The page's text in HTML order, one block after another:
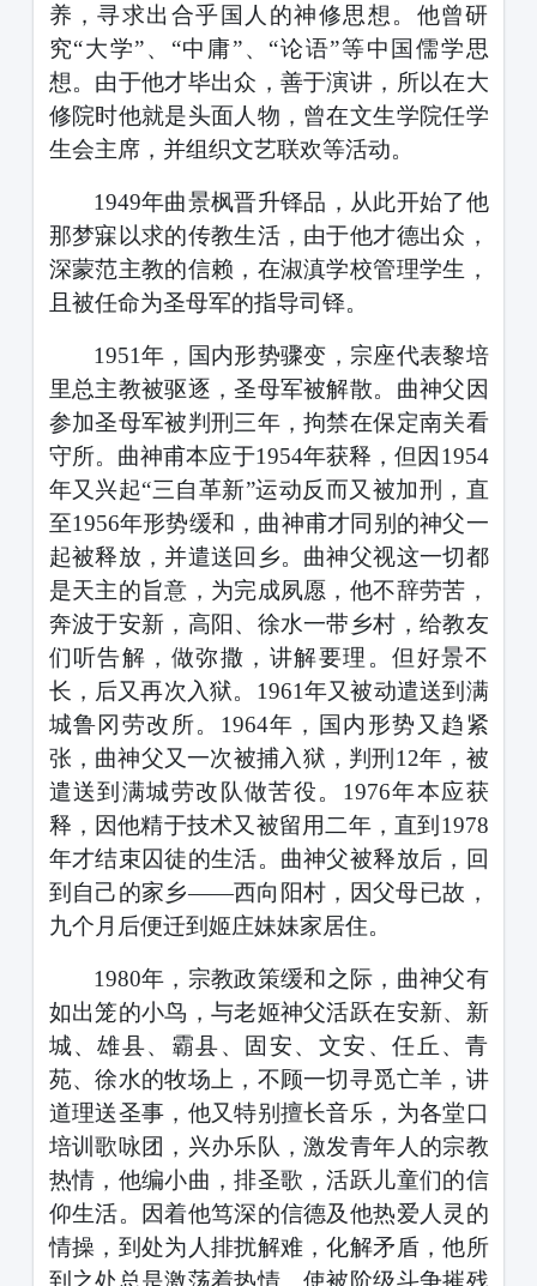
养，寻求出合乎国人的神修思想。他曾研
究“大学”、“中庸”、“论语”等中国儒学思
想。由于他才毕出众，善于演讲，所以在大
修院时他就是头面人物，曾在文生学院任学
生会主席，并组织文艺联欢等活动。
1949年曲景枫晋升铎品，从此开始了他
那梦寐以求的传教生活，由于他才德出众，
深蒙范主教的信赖，在淑滇学校管理学生，
且被任命为圣母军的指导司铎。
1951年，国内形势骤变，宗座代表黎培
里总主教被驱逐，圣母军被解散。曲神父因
参加圣母军被判刑三年，拘禁在保定南关看
守所。曲神甫本应于1954年获释，但因1954
年又兴起“三自革新”运动反而又被加刑，直
至1956年形势缓和，曲神甫才同别的神父一
起被释放，并遣送回乡。曲神父视这一切都
是天主的旨意，为完成夙愿，他不辞劳苦，
奔波于安新，高阳、徐水一带乡村，给教友
们听告解，做弥撒，讲解要理。但好景不
长，后又再次入狱。 1961年又被动遣送到满
城鲁冈劳改所。 1964年，国内形势又趋紧
张，曲神父又一次被捕入狱，判刑 12年，被
遣送到满城劳改队做苦役。 1976年本应获
释，因他精于技术又被留用二年，直到 1978
年才结束囚徒的生活。曲神父被释放后，回
到自己的家乡——西向阳村，因父母已故，
九个月后便迁到姬庄妹妹家居住。
1980年，宗教政策缓和之际，曲神父有
如出笼的小鸟，与老姬神父活跃在安新、新
城、雄县、霸县、固安、文安、任丘、青
苑、徐水的牧场上，不顾一切寻觅亡羊，讲
道理送圣事，他又特别擅长音乐，为各堂口
培训歌咏团，兴办乐队，激发青年人的宗教
热情，他编小曲，排圣歌，活跃儿童们的信
仰生活。因着他笃深的信德及他热爱人灵的
情操，到处为人排扰解难，化解矛盾，他所
到之处总是激荡着热情。使被阶级斗争摧残